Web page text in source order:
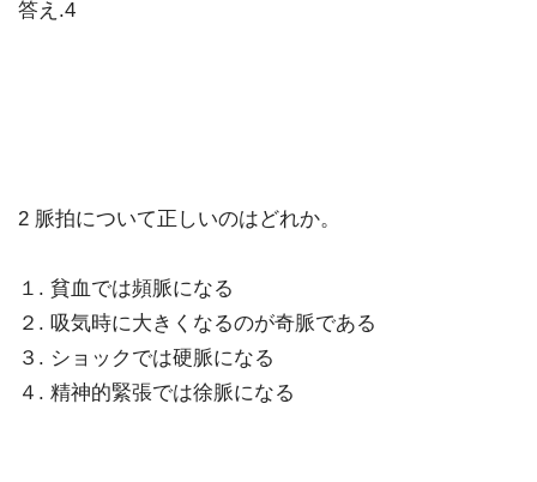
答え.4
2 脈拍について正しいのはどれか。
１. 貧血では頻脈になる
２. 吸気時に大きくなるのが奇脈である
３. ショックでは硬脈になる
４. 精神的緊張では徐脈になる